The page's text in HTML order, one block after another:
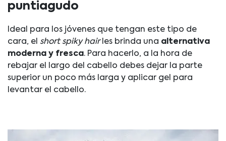
puntiagudo
Ideal para los jóvenes que tengan este tipo de
cara, el short spiky hairles brinda una alternativa
moderna y fresca. Para hacerlo, a la hora de
rebajar el largo del cabello debes dejar la parte
superior un poco más larga y aplicar gel para
levantar el cabello.